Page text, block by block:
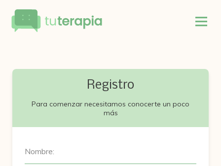
Registro
Para comenzar necesitamos conocerte un poco
más
Nombre: